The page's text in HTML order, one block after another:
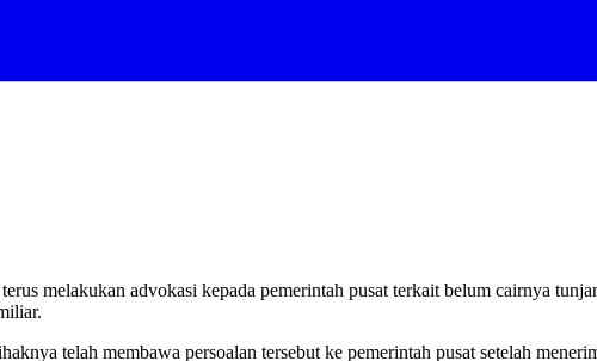
melakukan advokasi kepada pemerintah pusat terkait belum cairnya
telah membawa persoalan tersebut ke pemerintah pusat setelah